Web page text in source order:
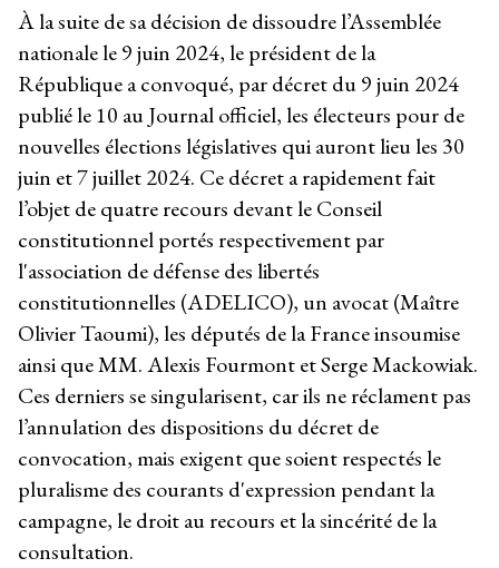
À la suite de sa décision de dissoudre l’Assemblée
nationale le 9 juin 2024, le président de la
République a convoqué, par décret du 9 juin 2024
publié le 10 au Journal officiel, les électeurs pour de
nouvelles élections législatives qui auront lieu les 30
juin et 7 juillet 2024. Ce décret a rapidement fait
l’objet de quatre recours devant le Conseil
constitutionnel portés respectivement par
l'association de défense des libertés
constitutionnelles (ADELICO), un avocat (Maître
Olivier Taoumi), les députés de la France insoumise
ainsi que MM. Alexis Fourmont et Serge Mackowiak.
Ces derniers se singularisent, car ils ne réclament pas
l’annulation des dispositions du décret de
convocation, mais exigent que soient respectés le
pluralisme des courants d'expression pendant la
campagne, le droit au recours et la sincérité de la
consultation.